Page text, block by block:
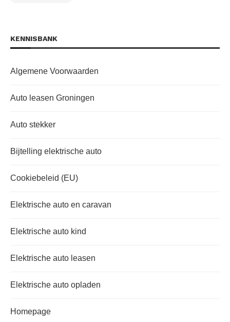
KENNISBANK
Algemene Voorwaarden
Auto leasen Groningen
Auto stekker
Bijtelling elektrische auto
Cookiebeleid (EU)
Elektrische auto en caravan
Elektrische auto kind
Elektrische auto leasen
Elektrische auto opladen
Homepage